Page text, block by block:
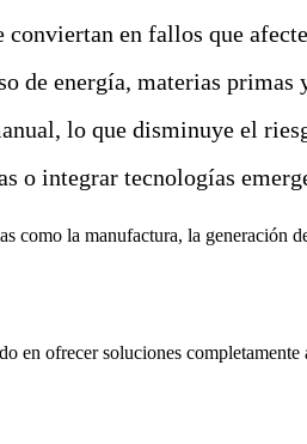
conviertan en fallos que
de energía, materias primas
lo que disminuye el
o integrar tecnologías
como la manufactura, la generación
en ofrecer soluciones completamente